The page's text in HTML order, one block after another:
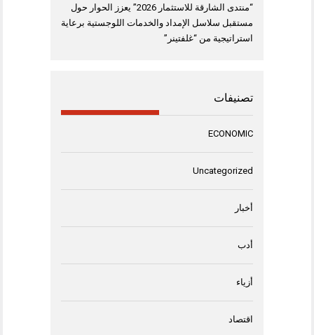
“منتدى الشارقة للاستثمار 2026” يعزز الحوار حول
مستقبل سلاسل الإمداد والخدمات اللوجستية برعاية
استراتيجية من “غلفتينر”
تصنيفات
ECONOMIC
Uncategorized
أخبار
أدب
أزياء
اقتصاد